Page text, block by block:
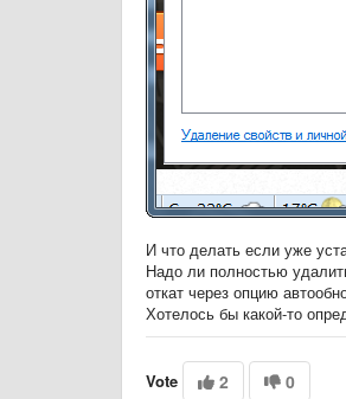
И что делать если уже
Надо ли полностью
откат через опцию
Хотелось бы какой-то
Vote 2 0